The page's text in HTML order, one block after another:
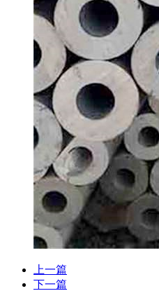
上一篇
下一篇